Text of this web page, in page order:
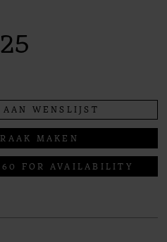
WENSLIJST
MAKEN
FOR AVAILABILITY